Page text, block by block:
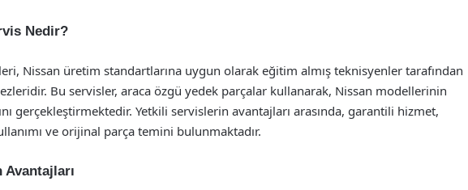
Nedir?
Nissan üretim standartlarına uygun olarak eğitim almış teknisyenler tarafından
Bu servisler, araca özgü yedek parçalar kullanarak, Nissan modellerinin
gerçekleştirmektedir. Yetkili servislerin avantajları arasında, garantili hizmet,
ve orijinal parça temini bulunmaktadır.